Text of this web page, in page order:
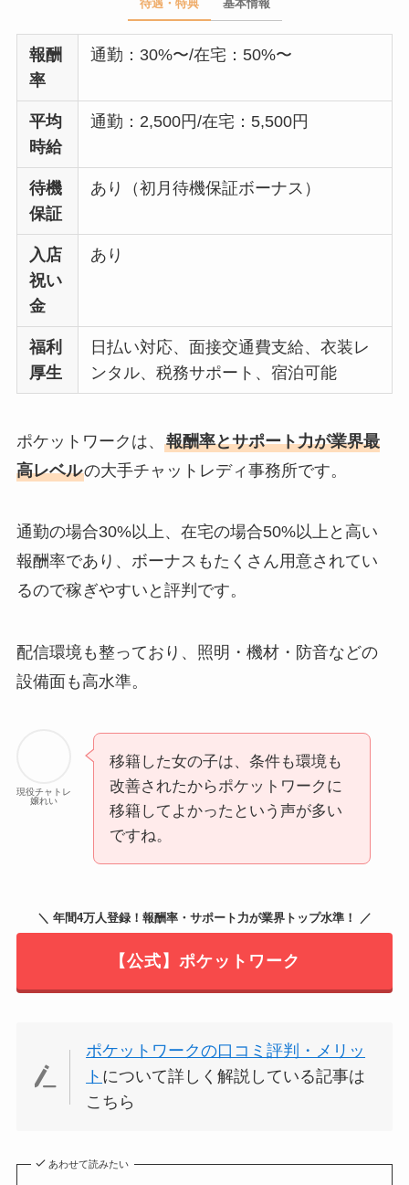
待遇・特典 基本情報
報酬
率
通勤：30%〜/在宅：50%〜
平均
時給
通勤：2,500円/在宅：5,500円
待機
保証
あり（初月待機保証ボーナス）
入店
祝い
金
あり
福利
厚生
日払い対応、面接交通費支給、衣装レ
ンタル、税務サポート、宿泊可能
ポケットワークは、 報酬率とサポート力が業界最
高レベルの大手チャットレディ事務所です。
通勤の場合30%以上、在宅の場合50%以上と高い
報酬率であり、ボーナスもたくさん用意されてい
るので稼ぎやすいと評判です。
配信環境も整っており、照明・機材・防音などの
設備面も高水準。
現役チャトレ
嬢れい
移籍した女の子は、条件も環境も
改善されたからポケットワークに
移籍してよかったという声が多い
ですね。
＼ 年間4万人登録！報酬率・サポート力が業界トップ水準！ ／
【公式】ポケットワーク
ポケットワークの口コミ評判・メリッ
ト について詳しく解説している記事は
こちら
あわせて読みたい